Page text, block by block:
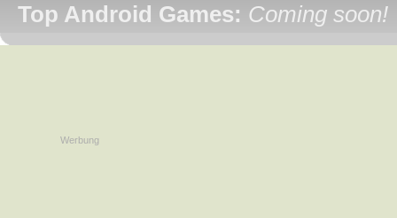
Top Android Games: Coming soon!
Werbung